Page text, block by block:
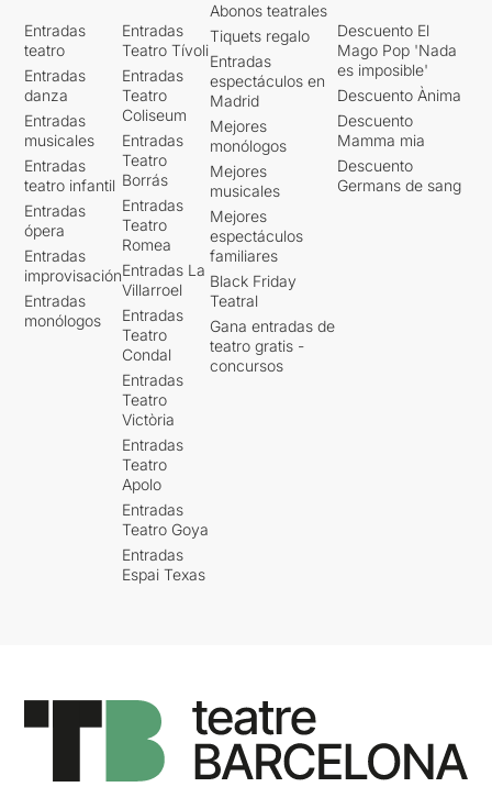
Entradas
teatro
Entradas
danza
Entradas
musicales
Entradas
teatro infantil
Entradas
ópera
Entradas
improvisación
Entradas
monólogos
Entradas
Teatro Tívoli
Entradas
Teatro
Coliseum
Entradas
Teatro
Borrás
Entradas
Teatro
Romea
Entradas La
Villarroel
Entradas
Teatro
Condal
Entradas
Teatro
Victòria
Entradas
Teatro
Apolo
Entradas
Teatro Goya
Entradas
Espai Texas
Abonos teatrales
Tiquets regalo
Entradas
espectáculos en
Madrid
Mejores
monólogos
Mejores
musicales
Mejores
espectáculos
familiares
Black Friday
Teatral
Gana entradas de
teatro gratis -
concursos
Descuento El
Mago Pop 'Nada
es imposible'
Descuento Ànima
Descuento
Mamma mia
Descuento
Germans de sang